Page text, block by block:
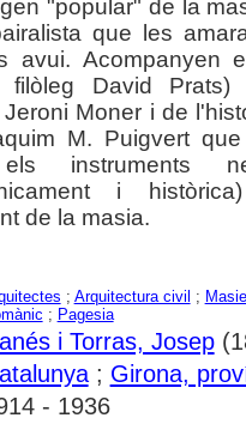
"popular" de la
que les
avui. Acompanyen
filòleg David
Jeroni Moner i de
M. Puigvert
instruments
i
de la masia.
; Arquitectura civil ;
; Pagesia
i Torras, Josep
; Girona,
- 1936